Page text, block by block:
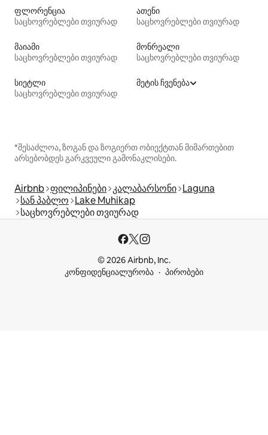
ფლორენცია
საცხოვრებლები თვიურად
ათენი
საცხოვრებლები თვიურად
მაიამი
საცხოვრებლები თვიურად
მონრეალი
საცხოვრებლები თვიურად
სიეტლი
საცხოვრებლები თვიურად
მეტის ჩვენება
*შესაძლოა, ზოგან და ზოგიერთ ობიექტთან მიმართებით
არსებობდეს გარკვეული გამონაკლისები.
Airbnb ფილიპინები კალაბარსონი Laguna
სან პაბლო Lake Muhikap
საცხოვრებლები თვიურად
© 2026 Airbnb, Inc.
კონფიდენციალურობა
პირობები